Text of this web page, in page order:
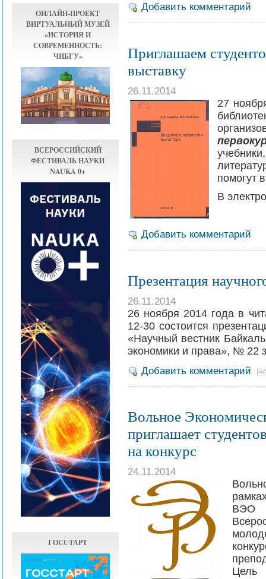
ОНЛАЙН-ПРОЕКТ
ВИРТУАЛЬНЫЙ МУЗЕЙ
«ИСТОРИЯ И
СОВРЕМЕННОСТЬ:
ЧИБГУ»
ВСЕРОССИЙСКИЙ
ФЕСТИВАЛЬ НАУКИ
NAUKA 0+
ГОССТАРТ
Добавить комментарий
Приглашаем
выставку
26.11.2014
27
помогут
В
Добавить комментарий
Презентация
26.11.2014
26 ноября 2014 года в
12-30 состоится
«Научный вестник
экономики и права», № 22
Добавить комментарий
Вольное
приглашает
на конкурс
24.11.2014
ВЭО
Цель